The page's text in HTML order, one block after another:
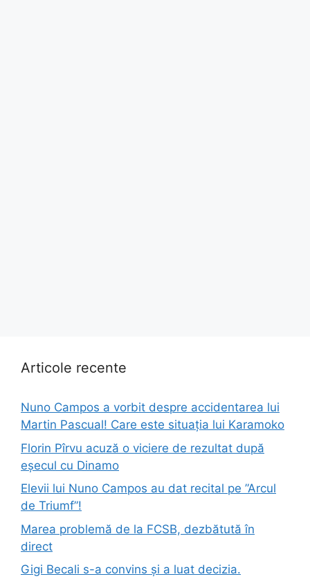
Articole recente
Nuno Campos a vorbit despre accidentarea lui
Martin Pascual! Care este situația lui Karamoko
Florin Pîrvu acuză o viciere de rezultat după
eșecul cu Dinamo
Elevii lui Nuno Campos au dat recital pe ”Arcul
de Triumf”!
Marea problemă de la FCSB, dezbătută în
direct
Gigi Becali s-a convins și a luat decizia.